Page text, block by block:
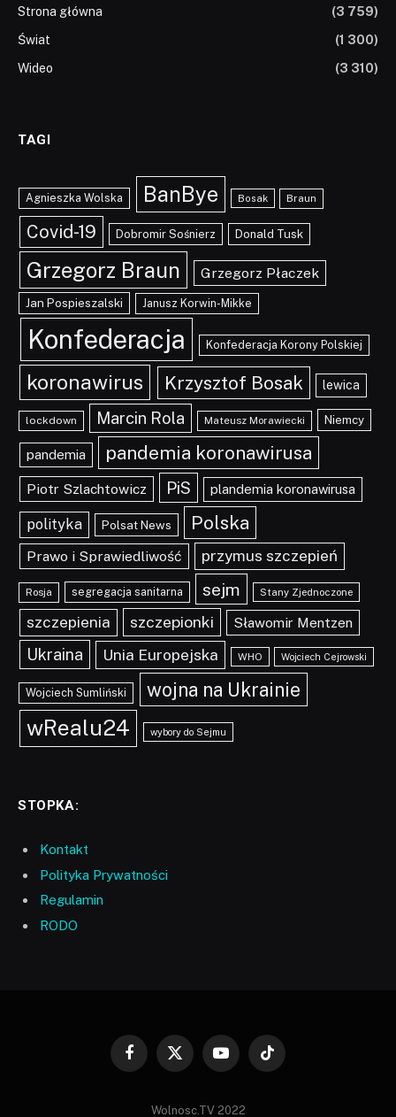
Strona główna
(3 759)
Świat
(1 300)
Wideo
(3 310)
TAGI
Agnieszka Wolska BanBye Bosak Braun
Covid-19 Dobromir Sośnierz Donald Tusk
Grzegorz Braun Grzegorz Płaczek
Jan Pospieszalski Janusz Korwin-Mikke
Konfederacja Konfederacja Korony Polskiej
koronawirus Krzysztof Bosak lewica
lockdown Marcin Rola Mateusz Morawiecki Niemcy
pandemia pandemia koronawirusa
Piotr Szlachtowicz PiS plandemia koronawirusa
polityka Polsat News Polska
Prawo i Sprawiedliwość przymus szczepień
Rosja segregacja sanitarna sejm Stany Zjednoczone
szczepienia szczepionki Sławomir Mentzen
Ukraina Unia Europejska WHO Wojciech Cejrowski
Wojciech Sumliński wojna na Ukrainie
wRealu24 wybory do Sejmu
STOPKA:
Kontakt
Polityka Prywatności
Regulamin
RODO
Facebook
X
YouTubeTikTok
Wolnosc.TV 2022